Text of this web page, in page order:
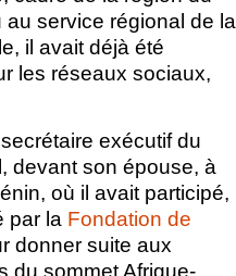
au service régional de la
il avait déjà été
les réseaux sociaux,
exécutif du
devant son épouse, à
où il avait participé,
par la Fondation de
donner suite aux
du sommet Afrique-